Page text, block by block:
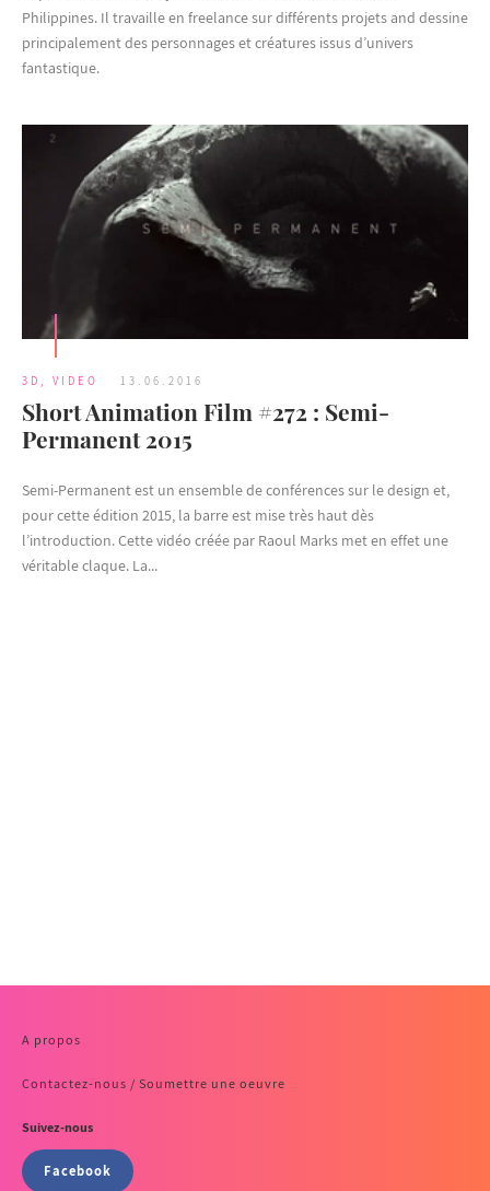
Philippines. Il travaille en freelance sur différents projets and dessine
principalement des personnages et créatures issus d’univers
fantastique.
3D VIDEO 13.06.2016
Short Animation Film #272 : Semi-
Permanent 2015
Semi-Permanent est un ensemble de conférences sur le design et,
pour cette édition 2015, la barre est mise très haut dès
l’introduction. Cette vidéo créée par Raoul Marks met en effet une
véritable claque. La...
A propos
Contactez-nous / Soumettre une oeuvre
Suivez-nous
Facebook